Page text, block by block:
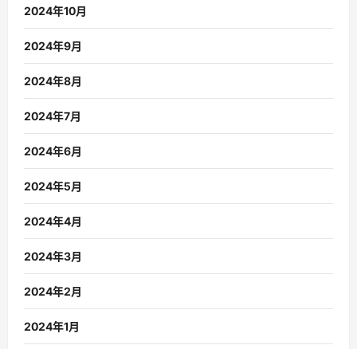
2024年10月
2024年9月
2024年8月
2024年7月
2024年6月
2024年5月
2024年4月
2024年3月
2024年2月
2024年1月